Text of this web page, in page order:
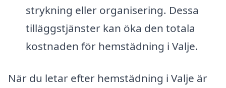
strykning eller organisering. Dessa
tilläggstjänster kan öka den totala
kostnaden för hemstädning i Valje.
När du letar efter hemstädning i Valje är